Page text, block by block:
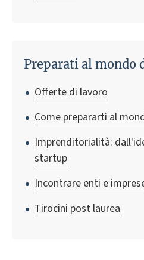
Preparati al mondo
Offerte di lavoro
Come prepararti al
Imprenditorialità:
startup
Incontrare enti e
Tirocini post laurea